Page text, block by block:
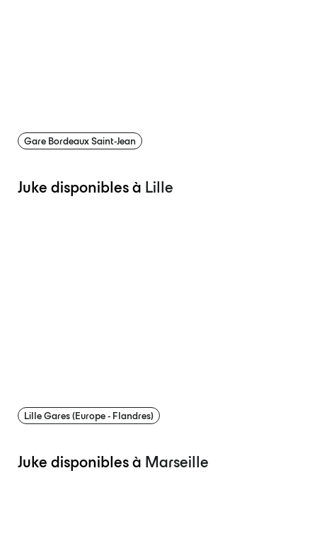
Gare Bordeaux Saint-Jean
Juke disponibles à Lille
Lille Gares (Europe - Flandres)
Juke disponibles à Marseille